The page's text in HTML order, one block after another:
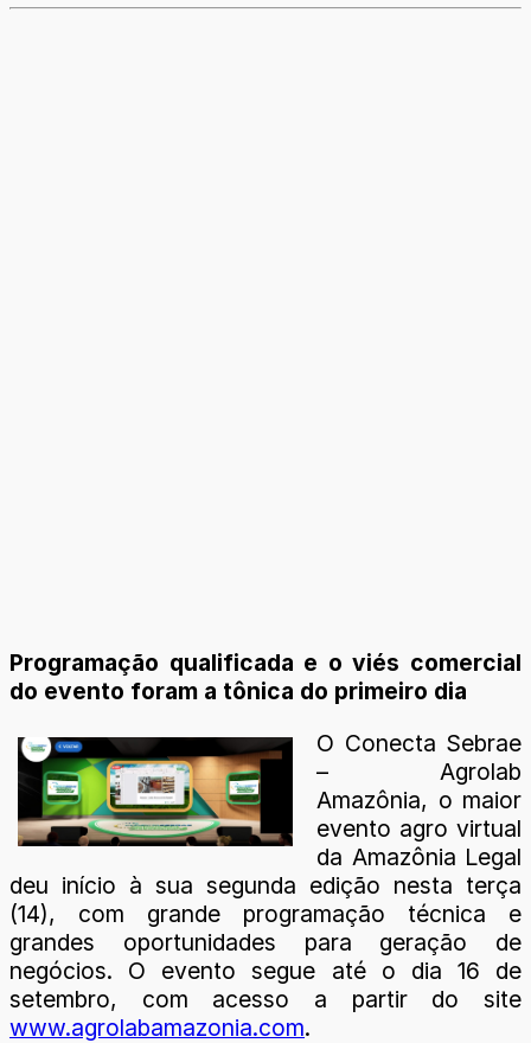
Programação qualificada e o viés comercial
do evento foram a tônica do primeiro dia
O Conecta Sebrae
– Agrolab
Amazônia, o maior
evento agro virtual
da Amazônia Legal
deu início à sua segunda edição nesta terça
(14), com grande programação técnica e
grandes oportunidades para geração de
negócios. O evento segue até o dia 16 de
setembro, com acesso a partir do site
www.agrolabamazonia.com.